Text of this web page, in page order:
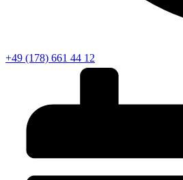
+49 (178) 661 44 12